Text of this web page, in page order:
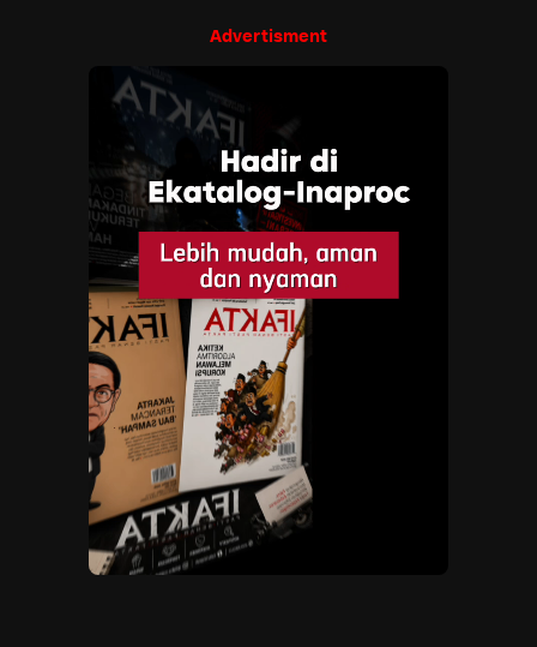
Advertisment